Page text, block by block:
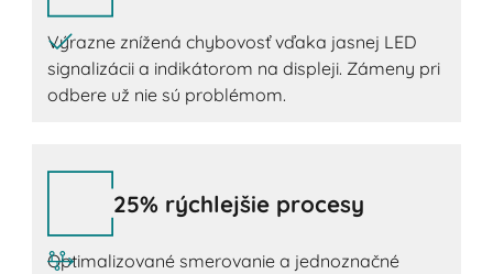
Výrazne znížená chybovosť vďaka jasnej LED
signalizácii a indikátorom na displeji. Zámeny pri
odbere už nie sú problémom.
25% rýchlejšie procesy
Optimalizované smerovanie a jednoznačné